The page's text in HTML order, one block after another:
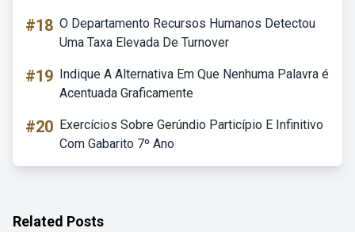
#18 O Departamento Recursos Humanos Detectou
Uma Taxa Elevada De Turnover
#19 Indique A Alternativa Em Que Nenhuma Palavra é
Acentuada Graficamente
#20 Exercícios Sobre Gerúndio Particípio E Infinitivo
Com Gabarito 7º Ano
Related Posts